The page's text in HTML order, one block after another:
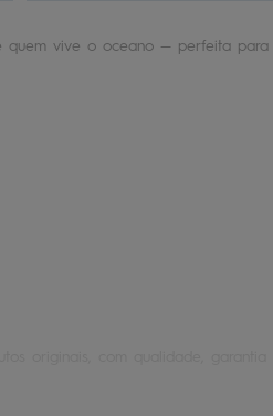
quem vive o oceano — perfeita para